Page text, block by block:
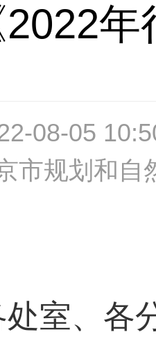
2022
08-05
市规划和自
室、各